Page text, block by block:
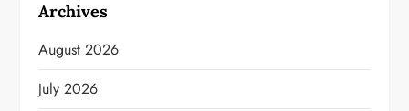
Archives
August 2026
July 2026